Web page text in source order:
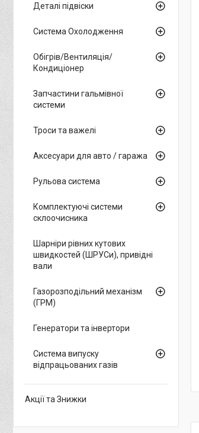
Деталі підвіски
Система Охолодження
Обігрів/Вентиляція/
Кондиціонер
Запчастини гальмівної
системи
Троси та важелі
Аксесуари для авто / гаража
Рульова система
Комплектуючі системи
склоочисника
Шарніри рівних кутових
швидкостей (ШРУСи), привідні
вали
Газорозподільний механізм
(ГРМ)
Генератори та інвертори
Система випуску
відпрацьованих газів
Акції та Знижки